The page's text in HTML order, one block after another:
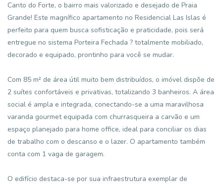
Canto do Forte, o bairro mais valorizado e desejado de Praia
Grande! Este magnífico apartamento no Residencial Las Islas é
perfeito para quem busca sofisticação e praticidade, pois será
entregue no sistema Porteira Fechada ? totalmente mobiliado,
decorado e equipado, prontinho para você se mudar.
Com 85 m² de área útil muito bem distribuídos, o imóvel dispõe de
2 suítes confortáveis e privativas, totalizando 3 banheiros. A área
social é ampla e integrada, conectando-se a uma maravilhosa
varanda gourmet equipada com churrasqueira a carvão e um
espaço planejado para home office, ideal para conciliar os dias
de trabalho com o descanso e o lazer. O apartamento também
conta com 1 vaga de garagem.
O edifício destaca-se por sua infraestrutura exemplar de